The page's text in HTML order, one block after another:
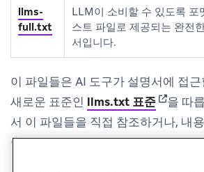
llms-
full.txt
LLM이 소비할 수 있도록 포
스트 파일로 제공되는 완전
서입니다.
이 파일들은 AI 도구가 설명서에 접
새로운 표준인 llms.txt 표준(opens
을 따
서 이 파일들을 직접 참조하거나, 내
어 컨텍스트로 활용할 수 있습니다.